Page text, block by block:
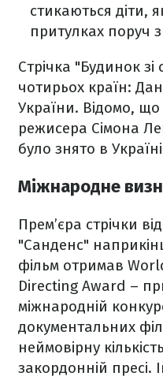
стикаються діти,
притулках поруч
Стрічка "Будинок
чотирьох країн:
України. Відомо,
режисера Сімона
було знято в
Міжнародне
Прем’єра стрічки
"Санденс"
фільм отримав
Directing Award –
міжнародній
документальних
неймовірну
закордонній пресі.